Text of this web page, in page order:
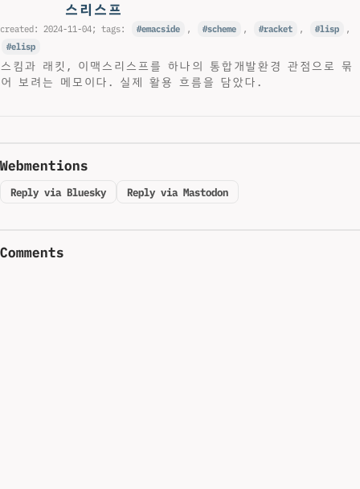
스리스프
created: 2024-11-04; tags: emacside , scheme , racket , lisp
,
elisp
스킴과 래킷, 이맥스리스프를 하나의 통합개발환경 관점으로 묶
어 보려는 메모이다. 실제 활용 흐름을 담았다.
Webmentions
Reply via Bluesky Reply via Mastodon
Comments